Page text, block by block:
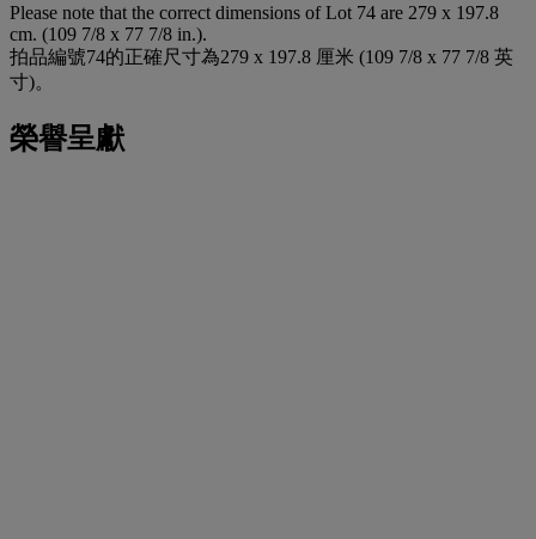
Please note that the correct dimensions of Lot 74 are 279 x 197.8
cm. (109 7/8 x 77 7/8 in.).
拍品編號74的正確尺寸為279 x 197.8 厘米 (109 7/8 x 77 7/8 英
寸)。
榮譽呈獻